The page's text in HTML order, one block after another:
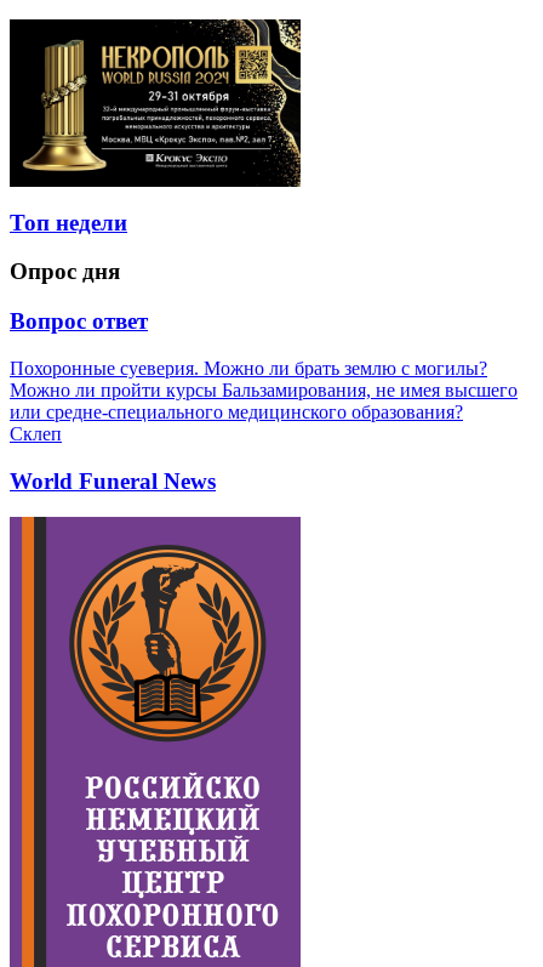
Топ недели
Опрос дня
Вопрос ответ
Похоронные суеверия. Можно ли брать землю с могилы?
Можно ли пройти курсы Бальзамирования, не имея высшего
или средне-специального медицинского образования?
Склеп
World Funeral News